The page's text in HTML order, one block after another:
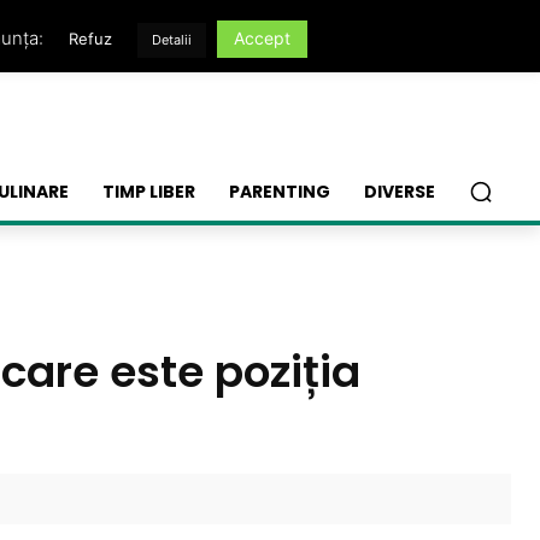
TIMP LIBER PARENTING DIVERSE
este poziția
Refuz Detalii Accept